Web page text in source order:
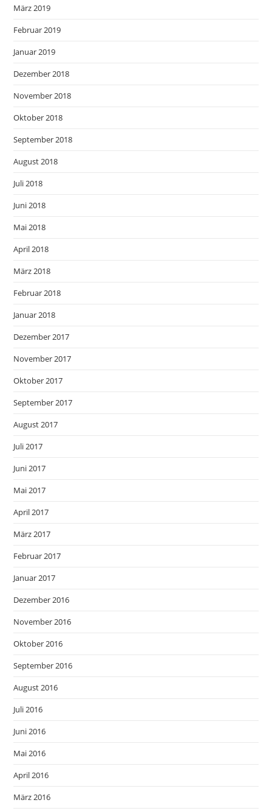
März 2019
Februar 2019
Januar 2019
Dezember 2018
November 2018
Oktober 2018
September 2018
August 2018
Juli 2018
Juni 2018
Mai 2018
April 2018
März 2018
Februar 2018
Januar 2018
Dezember 2017
November 2017
Oktober 2017
September 2017
August 2017
Juli 2017
Juni 2017
Mai 2017
April 2017
März 2017
Februar 2017
Januar 2017
Dezember 2016
November 2016
Oktober 2016
September 2016
August 2016
Juli 2016
Juni 2016
Mai 2016
April 2016
März 2016